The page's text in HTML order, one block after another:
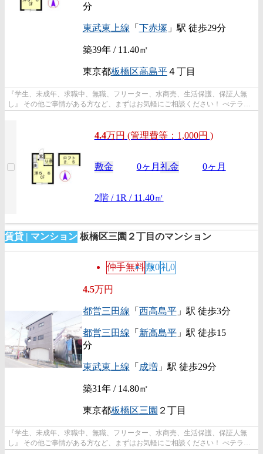
分
東武東上線 「 下赤塚 」駅 徒歩29分
築39年 / 11.40㎡
東京都板橋区高島平４丁目
『学生、未成年、求職中、無職、フリーター、水商売、生活保護、保証人無
し』 その他ご事情がある方など、まずはお気軽にご相談ください！ べテラン
スタッフが対応致しますのでご希望...
4.4万円 (管理費等：1,000円 )
敷金 0ヶ月 礼金 0ヶ月
2階 / 1R / 11.40㎡
賃貸 | マンション 板橋区三園２丁目のマンション
仲手無料 敷0礼0
4.5万円
都営三田線 「 西高島平」駅 徒歩3分
都営三田線 「 新高島平」駅 徒歩15
分
東武東上線 「 成増 」駅 徒歩29分
築31年 / 14.80㎡
東京都板橋区三園 ２丁目
『学生、未成年、求職中、無職、フリーター、水商売、生活保護、保証人無
し』 その他ご事情がある方など、まずはお気軽にご相談ください！ べテラン